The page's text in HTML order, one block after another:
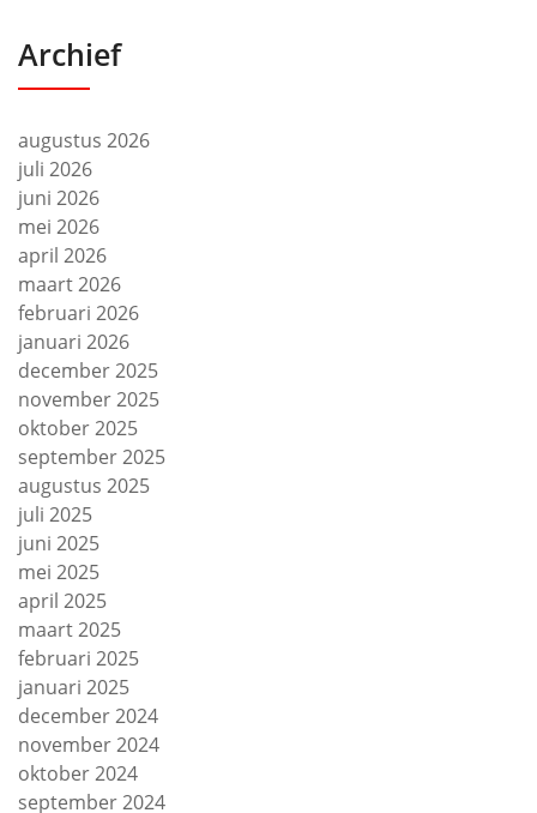
Archief
augustus 2026
juli 2026
juni 2026
mei 2026
april 2026
maart 2026
februari 2026
januari 2026
december 2025
november 2025
oktober 2025
september 2025
augustus 2025
juli 2025
juni 2025
mei 2025
april 2025
maart 2025
februari 2025
januari 2025
december 2024
november 2024
oktober 2024
september 2024